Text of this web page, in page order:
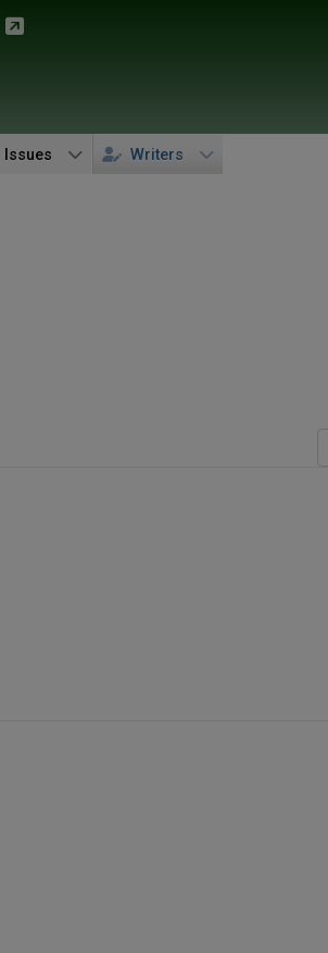
Issues Writers